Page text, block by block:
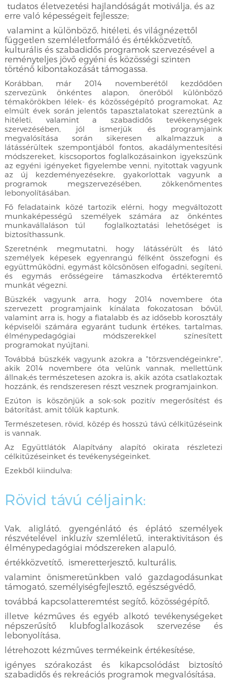
tudatos életvezetési hajlandóságát motiválja, és az
erre való képességeit fejlessze;
valamint a különböző, hitéleti, és világnézettől
független szemléletformáló és értékközvetítő,
kulturális és szabadidős programok szervezésével a
reményteljes jövő egyéni és közösségi szinten
történő kibontakozását támogassa.
Korábban, már 2014 novemberétől kezdődően
szervezünk önkéntes alapon, önerőből különböző
témakörökben lélek- és közösségépítő programokat. Az
elmúlt évek során jelentős tapasztalatokat szereztünk a
hitéleti, valamint a szabadidős tevékenységek
szervezésében, jól ismerjük és programjaink
megvalósítása során sikeresen alkalmazzuk a
látássérültek szempontjából fontos, akadálymentesítési
módszereket, kiscsoportos foglalkozásainkon igyekszünk
az egyéni igényeket figyelembe venni, nyitottak vagyunk
az új kezdeményezésekre, gyakorlottak vagyunk a
programok megszervezésében, zökkenőmentes
lebonyolításában.
Fő feladataink közé tartozik elérni, hogy megváltozott
munkaképességű személyek számára az önkéntes
munkavállaláson túl foglalkoztatási lehetőséget is
biztosíthassunk.
Szeretnénk megmutatni, hogy látássérült és látó
személyek képesek egyenrangú félként összefogni és
együttműködni, egymást kölcsönösen elfogadni, segíteni,
és egymás erősségeire támaszkodva értékteremtő
munkát végezni.
Büszkék vagyunk arra, hogy 2014 novembere óta
szervezett programjaink kínálata fokozatosan bővül,
valamint arra is, hogy a fiatalabb és az idősebb korosztály
képviselői számára egyaránt tudunk értékes, tartalmas,
élménypedagógiai módszerekkel színesített
programokat nyújtani.
Továbbá büszkék vagyunk azokra a "törzsvendégeinkre",
akik 2014 novembere óta velünk vannak, mellettünk
állnak;és természetesen azokra is, akik azóta csatlakoztak
hozzánk, és rendszeresen részt vesznek programjainkon.
Ezúton is köszönjük a sok-sok pozitív megerősítést és
bátorítást, amit tőlük kaptunk.
Természetesen, rövid, közép és hosszú távú célkitűzéseink
is vannak.
Az Együttlátók Alapítvány alapító okirata részletezi
célkitűzéseinket és tevékenységeinket.
Ezekből kiindulva:
Rövid távú céljaink:
Vak, aliglátó, gyengénlátó és éplátó személyek
részvételével inkluzív szemléletű, interaktivitáson és
élménypedagógiai módszereken alapuló,
értékközvetítő, ismeretterjesztő, kulturális,
valamint önismeretünkben való gazdagodásunkat
támogató, személyiségfejlesztő, egészségvédő,
továbbá kapcsolatteremtést segítő, közösségépítő,
illetve kézműves és egyéb alkotó tevékenységeket
népszerűsítő klubfoglalkozások szervezése és
lebonyolítása,
létrehozott kézműves termékeink értékesítése,
igényes szórakozást és kikapcsolódást biztosító
szabadidős és rekreációs programok megvalósítása,